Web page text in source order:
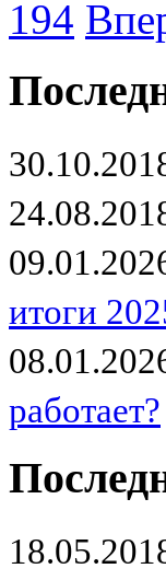
194
итоги
работает?